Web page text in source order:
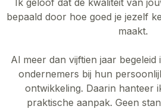
bepaald door hoe goed je jezelf
maakt.
Al meer dan vijftien jaar begeleid
ondernemers bij hun
ontwikkeling. Daarin hanteer
praktische aanpak. Geen